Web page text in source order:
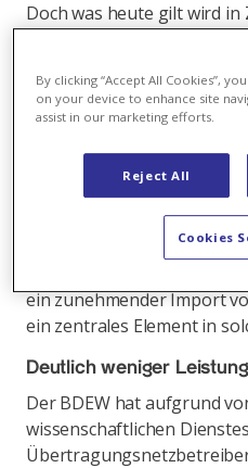
Doch was heute gilt wird
Wasserwirtschaft (BDEW)
Hintergrund des Berichts
Versorgungssicherheit
wenn nach dem Ausstieg
Leistung in Form von
genommen wird. Wie in der
ein zunehmender Import
ein zentrales Element in
Deutlich weniger Leistung
Der BDEW hat aufgrund
wissenschaftlichen
By clicking “Accept All Cookies”,
on your device to enhance site
assist in our marketing efforts.
Reject All
Cookies